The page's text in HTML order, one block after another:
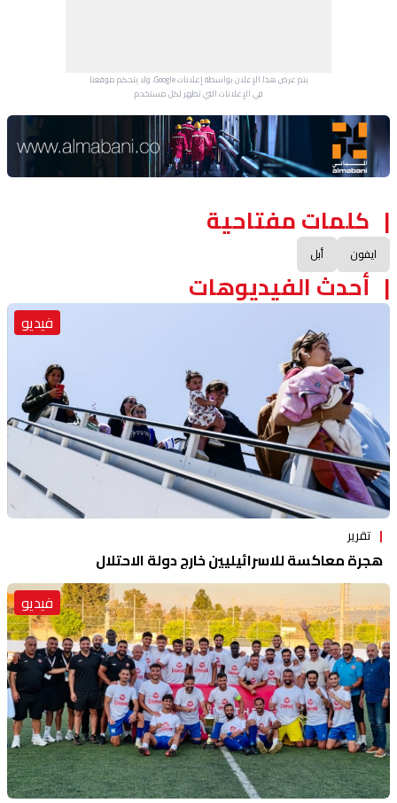
يتم عرض هذا الإعلان بواسطة إعلانات Google، ولا يتحكم موقعنا
في الإعلانات التي تظهر لكل مستخدم.
Advertisement Section
كلمات مفتاحية
ايفون أبل
أحدث الفيديوهات
فيديو
تقرير
هجرة معاكسة للاسرائيليين خارج دولة الاحتلال
فيديو